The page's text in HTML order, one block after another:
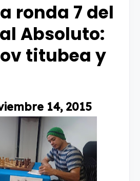
ronda 7 del
Absoluto:
titubea y
14, 2015